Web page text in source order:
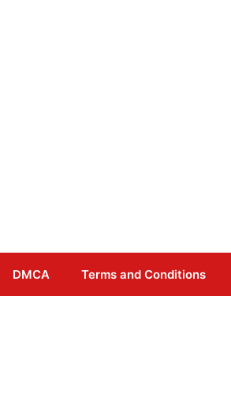
DMCA Terms and Conditions